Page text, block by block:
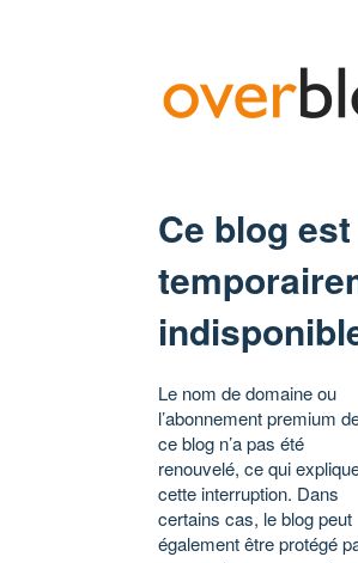
Ce blog est
Le nom de domaine ou
l’abonnement premium
ce blog n’a pas été
renouvelé, ce qui
cette interruption. Dans
certains cas, le blog peut
également être protégé